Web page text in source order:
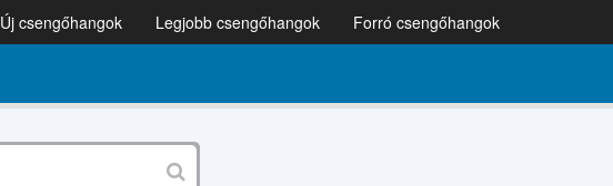
Új csengőhangok Legjobb csengőhangok Forró csengőhangok